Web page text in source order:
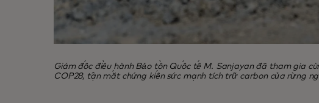
Giám đốc điều hành Bảo tồn Quốc tế M. Sanjayan đã tham gia
COP28, tận mắt chứng kiến sức mạnh tích trữ carbon của rừng